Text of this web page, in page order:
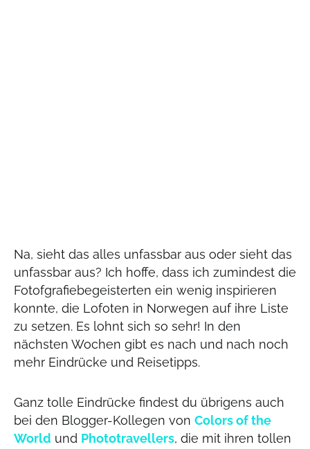
Na, sieht das alles unfassbar aus oder sieht das
unfassbar aus? Ich hoffe, dass ich zumindest die
Fotofgrafiebegeisterten ein wenig inspirieren
konnte, die Lofoten in Norwegen auf ihre Liste
zu setzen. Es lohnt sich so sehr! In den
nächsten Wochen gibt es nach und nach noch
mehr Eindrücke und Reisetipps.
Ganz tolle Eindrücke findest du übrigens auch
bei den Blogger-Kollegen von Colors of the
World und Phototravellers, die mit ihren tollen